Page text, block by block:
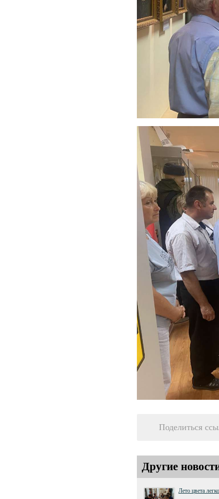
Поделиться
Другие
Лето цвета